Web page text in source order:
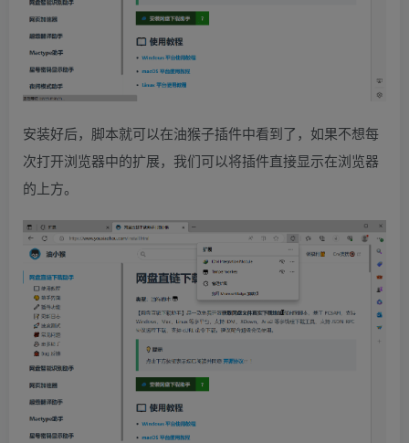
安装好后，脚本就可以在油猴子插件中看到了，如果不想每
次打开浏览器中的扩展，我们可以将插件直接显示在浏览器
的上方。